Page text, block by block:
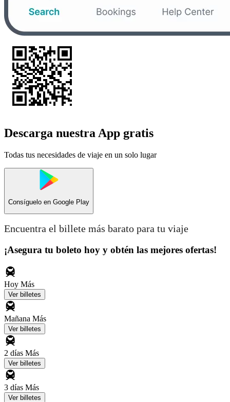
Descarga nuestra App gratis
Todas tus necesidades de viaje en un solo lugar
Consíguelo en Google Play
Encuentra el billete más barato para tu viaje
¡Asegura tu boleto hoy y obtén las mejores ofertas!
Hoy Más
Ver billetes
Mañana Más
Ver billetes
2 días Más
Ver billetes
3 días Más
Ver billetes